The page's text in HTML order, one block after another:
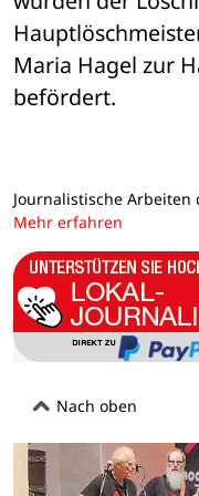
Maria Hagel zur
befördert.
Journalistische
Mehr erfahren
Nach oben